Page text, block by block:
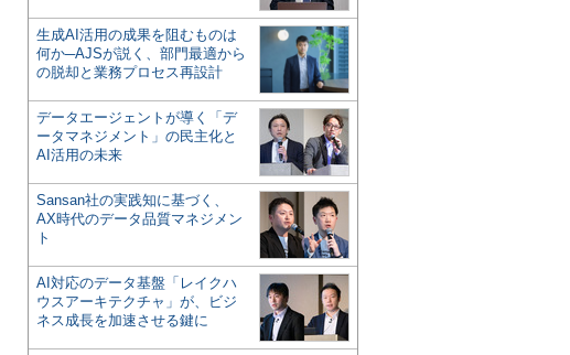
生成AI活用の成果を阻むものは
何か─AJSが説く、部門最適から
の脱却と業務プロセス再設計
データエージェントが導く「デ
ータマネジメント」の民主化と
AI活用の未来
Sansan社の実践知に基づく、
AX時代のデータ品質マネジメン
ト
AI対応のデータ基盤「レイクハ
ウスアーキテクチャ」が、ビジ
ネス成長を加速させる鍵に